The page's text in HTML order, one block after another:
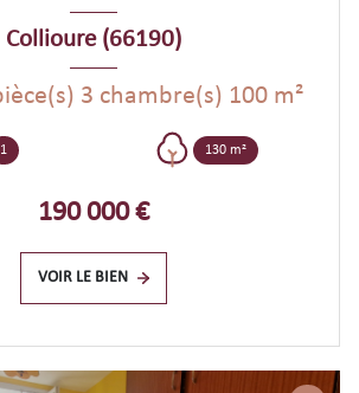
Collioure (66190)
Maison 5 pièce(s) 3 chambre(s) 100 m²
1 130 m²
190 000 €
VOIR LE BIEN